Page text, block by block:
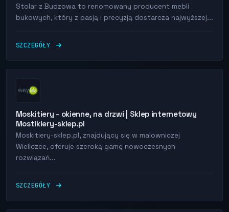
Stolar z Budzowa to renomowany producent mebli
bukowych, który z pasją i precyzją dostarcza najwyższej...
SZCZEGÓŁY
Moskitiery - okienne, na drzwi | Sklep internetowy
Mostikiery-sklep.pl
Moskitiery-sklep.pl, znajdujący się w malowniczej
Wieliczce, oferuje szeroką gamę nowoczesnych
rozwiązań...
SZCZEGÓŁY